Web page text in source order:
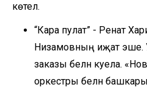
көтелә.
“Кара пулат” - Ренат
Низамовның иҗат эше.
заказы белән куела.
оркестры белән